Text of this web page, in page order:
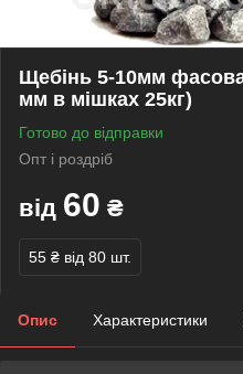
Щебінь 5-10мм
мм в мішках 25кг)
Готово до відправки
Опт і роздріб
від 60 ₴
55 ₴ від 80 шт.
Опис Характеристики